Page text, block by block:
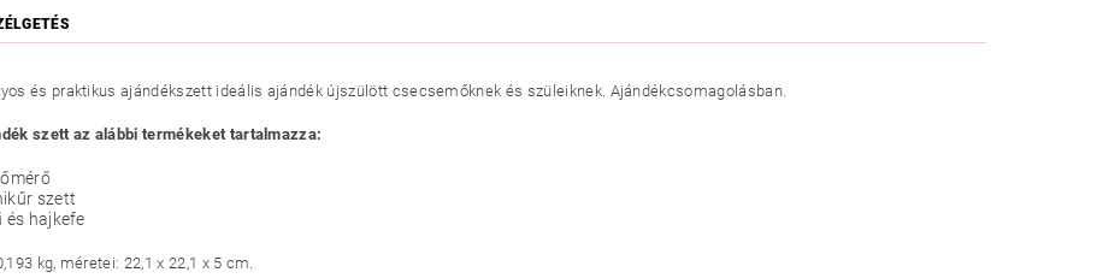
és praktikus ajándékszett ideális ajándék újszülött csecsemőknek és szüleiknek. Ajándékcsomagolásban.
szett az alábbi termékeket tartalmazza:
szett
és hajkefe
kg, méretei: 22,1 x 22,1 x 5 cm.